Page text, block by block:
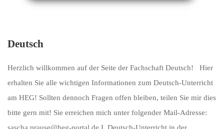
Deutsch
Herzlich willkommen auf der Seite der Fachschaft Deutsch! Hier
erhalten Sie alle wichtigen Informationen zum Deutsch-Unterricht
am HEG! Sollten dennoch Fragen offen bleiben, teilen Sie mir dies
bitte gern mit! Sie erreichen mich unter folgender Mail-Adresse: